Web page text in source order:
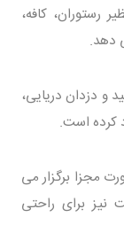
رستوران، کافه،
دهد.
و دزدان دریایی،
کرده است.
مجزا برگزار می
نیز برای راحتی